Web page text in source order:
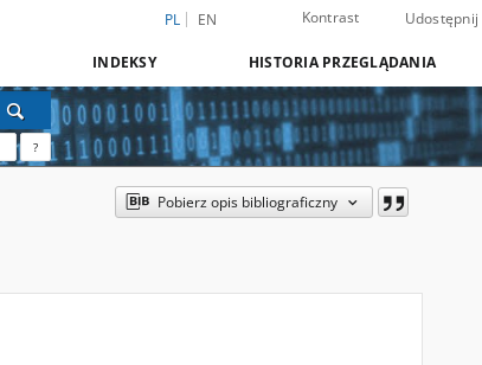
PL EN Kontrast Udostępnij
INDEKSY HISTORIA PRZEGLĄDANIA
?
Pobierz opis bibliograficzny